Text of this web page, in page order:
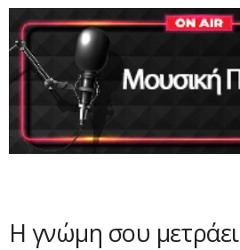
Η γνώμη σου μετράει